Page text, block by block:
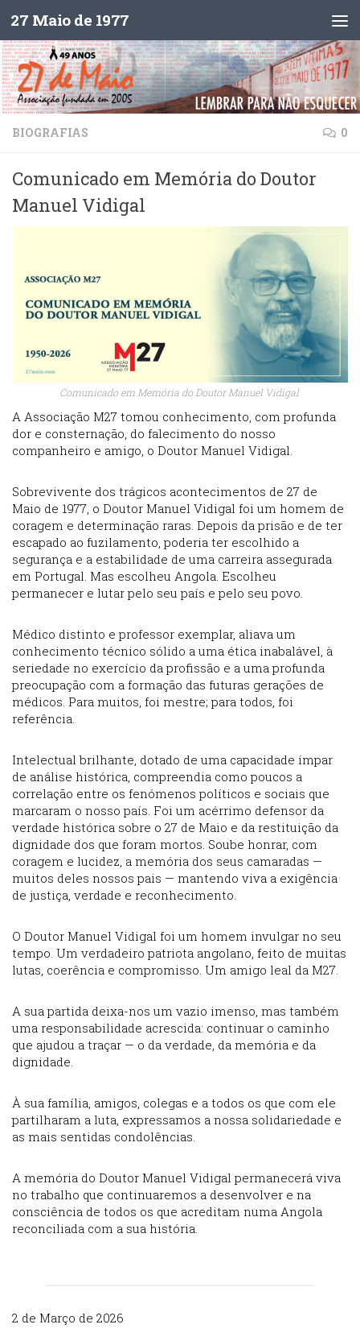
Skip to content
27 Maio de 1977
BIOGRAFIAS 0
Comunicado em Memória do Doutor
Manuel Vidigal
Comunicado em Memória do Doutor Manuel Vidigal
A Associação M27 tomou conhecimento, com profunda
dor e consternação, do falecimento do nosso
companheiro e amigo, o Doutor Manuel Vidigal.
Sobrevivente dos trágicos acontecimentos de 27 de
Maio de 1977, o Doutor Manuel Vidigal foi um homem de
coragem e determinação raras. Depois da prisão e de ter
escapado ao fuzilamento, poderia ter escolhido a
segurança e a estabilidade de uma carreira assegurada
em Portugal. Mas escolheu Angola. Escolheu
permanecer e lutar pelo seu país e pelo seu povo.
Médico distinto e professor exemplar, aliava um
conhecimento técnico sólido a uma ética inabalável, à
seriedade no exercício da profissão e a uma profunda
preocupação com a formação das futuras gerações de
médicos. Para muitos, foi mestre; para todos, foi
referência.
Intelectual brilhante, dotado de uma capacidade ímpar
de análise histórica, compreendia como poucos a
correlação entre os fenómenos políticos e sociais que
marcaram o nosso país. Foi um acérrimo defensor da
verdade histórica sobre o 27 de Maio e da restituição da
dignidade dos que foram mortos. Soube honrar, com
coragem e lucidez, a memória dos seus camaradas —
muitos deles nossos pais — mantendo viva a exigência
de justiça, verdade e reconhecimento.
O Doutor Manuel Vidigal foi um homem invulgar no seu
tempo. Um verdadeiro patriota angolano, feito de muitas
lutas, coerência e compromisso. Um amigo leal da M27.
A sua partida deixa-nos um vazio imenso, mas também
uma responsabilidade acrescida: continuar o caminho
que ajudou a traçar — o da verdade, da memória e da
dignidade.
À sua família, amigos, colegas e a todos os que com ele
partilharam a luta, expressamos a nossa solidariedade e
as mais sentidas condolências.
A memória do Doutor Manuel Vidigal permanecerá viva
no trabalho que continuaremos a desenvolver e na
consciência de todos os que acreditam numa Angola
reconciliada com a sua história.
2 de Março de 2026